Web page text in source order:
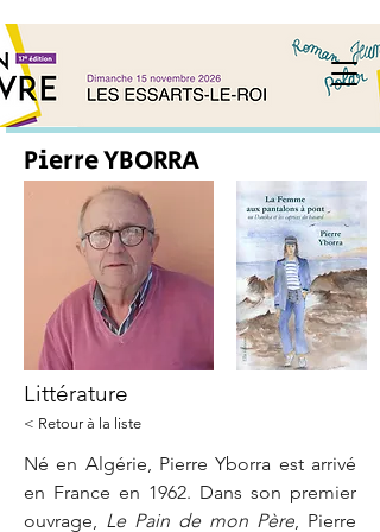
Pierre YBORRA
Littérature
< Retour à la liste
Né en Algérie, Pierre Yborra est arrivé
en France en 1962. Dans son premier
ouvrage, Le Pain de mon Père, Pierre